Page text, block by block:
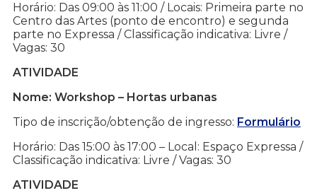
Horário: Das 09:00 às 11:00 / Locais: Primeira parte no
Centro das Artes (ponto de encontro) e segunda
parte no Expressa / Classificação indicativa: Livre /
Vagas: 30
ATIVIDADE
Nome: Workshop – Hortas urbanas
Tipo de inscrição/obtenção de ingresso: Formulário
Horário: Das 15:00 às 17:00 – Local: Espaço Expressa /
Classificação indicativa: Livre / Vagas: 30
ATIVIDADE